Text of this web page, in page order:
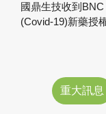
國鼎生技收到
(Covid-19)新藥授
重大訊息